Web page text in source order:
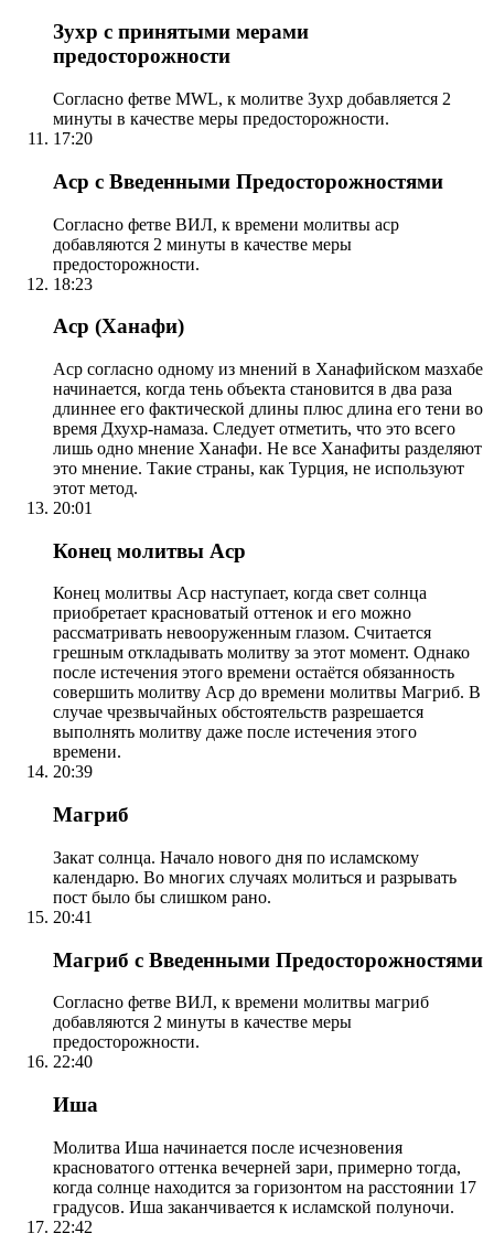
Зухр с принятыми мерами
предосторожности
Согласно фетве MWL, к молитве Зухр добавляется 2
минуты в качестве меры предосторожности.
17:20
Аср с Введенными Предосторожностями
Согласно фетве ВИЛ, к времени молитвы аср
добавляются 2 минуты в качестве меры
предосторожности.
18:23
Аср (Ханафи)
Аср согласно одному из мнений в Ханафийском мазхабе
начинается, когда тень объекта становится в два раза
длиннее его фактической длины плюс длина его тени во
время Дхухр-намаза. Следует отметить, что это всего
лишь одно мнение Ханафи. Не все Ханафиты разделяют
это мнение. Такие страны, как Турция, не используют
этот метод.
20:01
Конец молитвы Аср
Конец молитвы Аср наступает, когда свет солнца
приобретает красноватый оттенок и его можно
рассматривать невооруженным глазом. Считается
грешным откладывать молитву за этот момент. Однако
после истечения этого времени остаётся обязанность
совершить молитву Аср до времени молитвы Магриб. В
случае чрезвычайных обстоятельств разрешается
выполнять молитву даже после истечения этого
времени.
20:39
Магриб
Закат солнца. Начало нового дня по исламскому
календарю. Во многих случаях молиться и разрывать
пост было бы слишком рано.
20:41
Магриб с Введенными Предосторожностями
Согласно фетве ВИЛ, к времени молитвы магриб
добавляются 2 минуты в качестве меры
предосторожности.
22:40
Иша
Молитва Иша начинается после исчезновения
красноватого оттенка вечерней зари, примерно тогда,
когда солнце находится за горизонтом на расстоянии 17
градусов. Иша заканчивается к исламской полуночи.
22:42